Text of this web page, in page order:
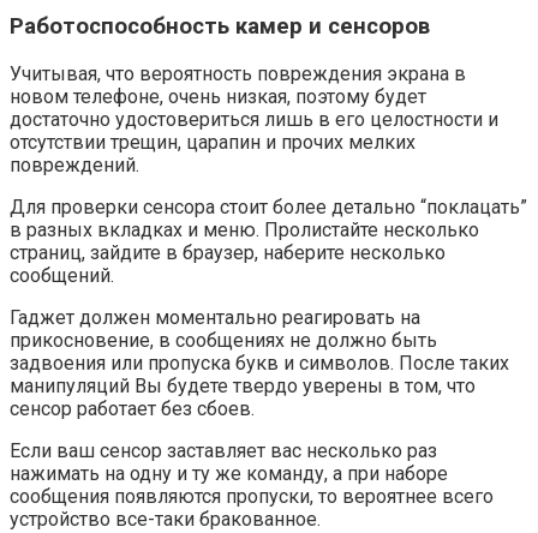
Работоспособность камер и сенсоров
Учитывая, что вероятность повреждения экрана в
новом телефоне, очень низкая, поэтому будет
достаточно удостовериться лишь в его целостности и
отсутствии трещин, царапин и прочих мелких
повреждений.
Для проверки сенсора стоит более детально “поклацать”
в разных вкладках и меню. Пролистайте несколько
страниц, зайдите в браузер, наберите несколько
сообщений.
Гаджет должен моментально реагировать на
прикосновение, в сообщениях не должно быть
задвоения или пропуска букв и символов. После таких
манипуляций Вы будете твердо уверены в том, что
сенсор работает без сбоев.
Если ваш сенсор заставляет вас несколько раз
нажимать на одну и ту же команду, а при наборе
сообщения появляются пропуски, то вероятнее всего
устройство все-таки бракованное.